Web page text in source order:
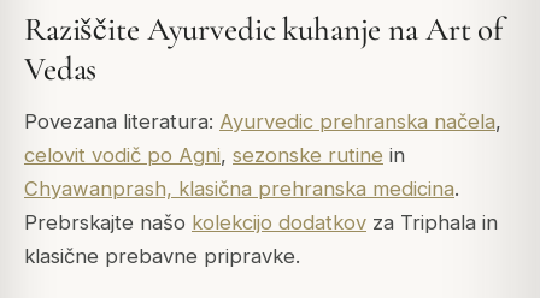
Raziščite Ayurvedic kuhanje na Art of
Vedas
Povezana literatura: Ayurvedic prehranska načela,
celovit vodič po Agni, sezonske rutine in
Chyawanprash, klasična prehranska medicina.
Prebrskajte našo kolekcijo dodatkov za Triphala in
klasične prebavne pripravke.